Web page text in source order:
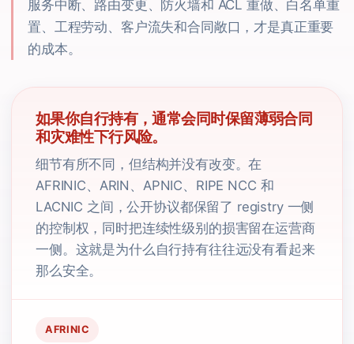
服务中断、路由变更、防火墙和 ACL 重做、白名单重
置、工程劳动、客户流失和合同敞口，才是真正重要
的成本。
如果你自行持有，通常会同时保留薄弱合同
和灾难性下行风险。
细节有所不同，但结构并没有改变。在
AFRINIC、ARIN、APNIC、RIPE NCC 和
LACNIC 之间，公开协议都保留了 registry 一侧
的控制权，同时把连续性级别的损害留在运营商
一侧。这就是为什么自行持有往往远没有看起来
那么安全。
AFRINIC